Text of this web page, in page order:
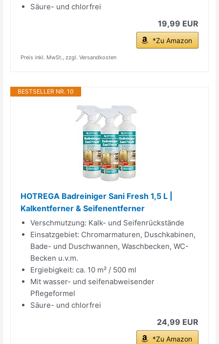
Säure- und chlorfrei
19,99 EUR
*Zu Amazon
Preis inkl. MwSt., zzgl. Versandkosten
BESTSELLER NR. 10
HOTREGA Badreiniger Sani Fresh 1,5 L |
Kalkentferner & Seifenentferner
Verschmutzung: Kalk- und Seifenrückstände
Einsatzgebiet: Chromarmaturen, Duschkabinen,
Bade- und Duschwannen, Waschbecken, WC-
Becken u.v.m.
Ergiebigkeit: ca. 10 m² / 500 ml
Mit wasser- und seifenabweisender
Pflegeformel
Säure- und chlorfrei
24,99 EUR
*Zu Amazon